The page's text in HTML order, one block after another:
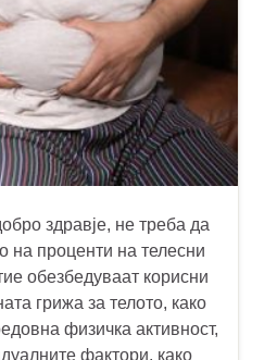
здравје, не треба да
на проценти на телесни
обезбедуваат корисни
грижа за телото, како
физичка активност,
фактори, како